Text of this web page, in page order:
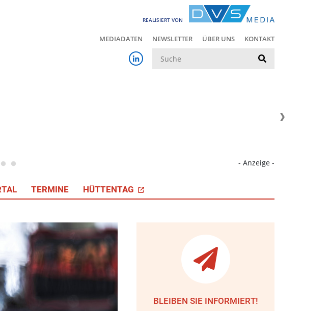
REALISIERT VON
MEDIADATEN NEWSLETTER ÜBER UNS KONTAKT
- Anzeige -
TERMINE HÜTTENTAG
BLEIBEN SIE INFORMIERT!